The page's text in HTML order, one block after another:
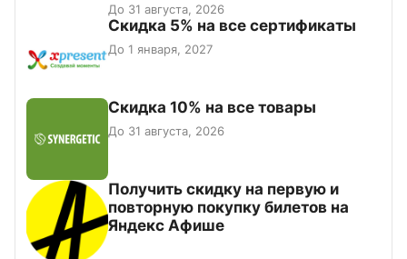
До 31 августа, 2026
Скидка 5% на все сертификаты
До 1 января, 2027
Скидка 10% на все товары
До 31 августа, 2026
Получить скидку на первую и
повторную покупку билетов на
Яндекс Афише